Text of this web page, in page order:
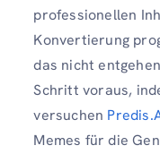
professionellen
Konvertierung
das nicht
Schritt voraus,
versuchen
Memes für die